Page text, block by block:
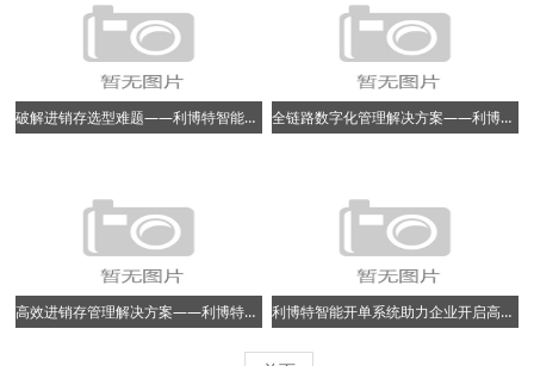
破解进销存选型难题——利博特智能管理平台实践指南 全链路数字化管理解决方案——利博特助力企业降本增效
高效进销存管理解决方案——利博特助力企业数字化转型 利博特智能开单系统助力企业开启高效经营新范式